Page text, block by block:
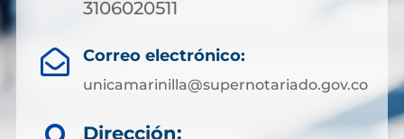
3106020511
 Correo electrónico:
unicamarinilla@supernotariado.gov.co
Dirección: